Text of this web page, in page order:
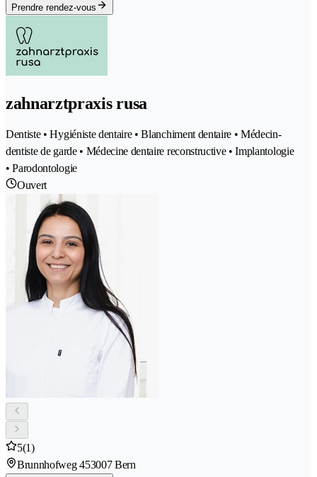
Prendre rendez-vous
zahnarztpraxis rusa
Dentiste • Hygiéniste dentaire • Blanchiment dentaire • Médecin-
dentiste de garde • Médecine dentaire reconstructive • Implantologie
• Parodontologie
Ouvert
5(1)
Brunnhofweg 453007 Bern